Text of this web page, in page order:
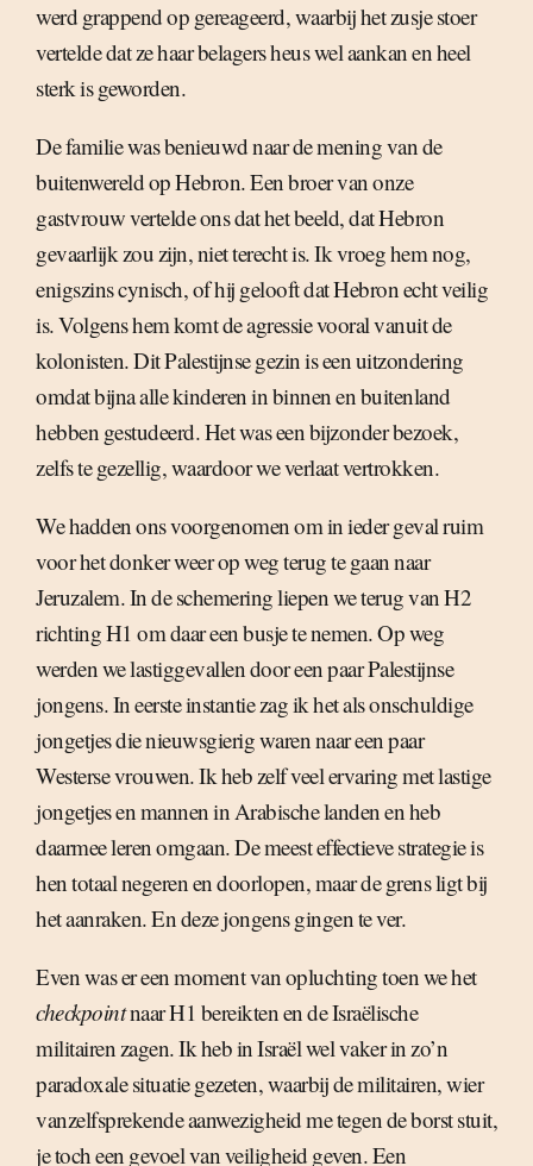
werd grappend op gereageerd, waarbij het zusje stoer
vertelde dat ze haar belagers heus wel aankan en heel
sterk is geworden.
De familie was benieuwd naar de mening van de
buitenwereld op Hebron. Een broer van onze
gastvrouw vertelde ons dat het beeld, dat Hebron
gevaarlijk zou zijn, niet terecht is. Ik vroeg hem nog,
enigszins cynisch, of hij gelooft dat Hebron echt veilig
is. Volgens hem komt de agressie vooral vanuit de
kolonisten. Dit Palestijnse gezin is een uitzondering
omdat bijna alle kinderen in binnen en buitenland
hebben gestudeerd. Het was een bijzonder bezoek,
zelfs te gezellig, waardoor we verlaat vertrokken.
We hadden ons voorgenomen om in ieder geval ruim
voor het donker weer op weg terug te gaan naar
Jeruzalem. In de schemering liepen we terug van H2
richting H1 om daar een busje te nemen. Op weg
werden we lastiggevallen door een paar Palestijnse
jongens. In eerste instantie zag ik het als onschuldige
jongetjes die nieuwsgierig waren naar een paar
Westerse vrouwen. Ik heb zelf veel ervaring met lastige
jongetjes en mannen in Arabische landen en heb
daarmee leren omgaan. De meest effectieve strategie is
hen totaal negeren en doorlopen, maar de grens ligt bij
het aanraken. En deze jongens gingen te ver.
Even was er een moment van opluchting toen we het
checkpointnaar H1 bereikten en de Israëlische
militairen zagen. Ik heb in Israël wel vaker in zo’n
paradoxale situatie gezeten, waarbij de militairen, wier
vanzelfsprekende aanwezigheid me tegen de borst stuit,
je toch een gevoel van veiligheid geven. Een